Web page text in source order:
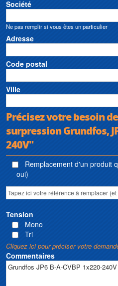
Société
Ne pas remplir si vous êtes un particulier
Adresse
Code postal
Ville
Précisez votre besoin
surpression Grundfos,
240V"
Remplacement d'un produit
oui)
Tension
Mono
Tri
Cliquez ici pour préciser votre
Commentaires